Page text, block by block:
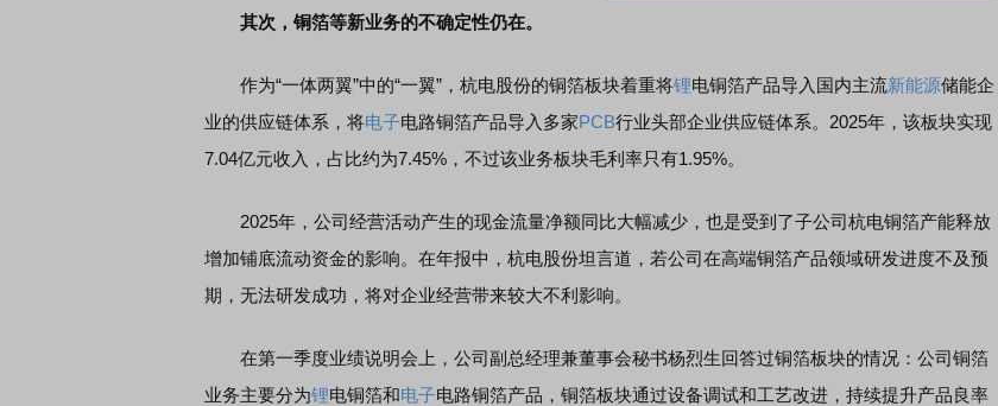
其次，铜箔等新业务的不确定性仍在。
作为“一体两翼”中的“一翼”，杭电股份的铜箔板块着重将锂电铜箔产品导入国内主流新能源储能企
业的供应链体系，将电子电路铜箔产品导入多家PCB行业头部企业供应链体系。2025年，该板块实现
7.04亿元收入，占比约为7.45%，不过该业务板块毛利率只有1.95%。
2025年，公司经营活动产生的现金流量净额同比大幅减少，也是受到了子公司杭电铜箔产能释放
增加铺底流动资金的影响。在年报中，杭电股份坦言道，若公司在高端铜箔产品领域研发进度不及预
期，无法研发成功，将对企业经营带来较大不利影响。
在第一季度业绩说明会上，公司副总经理兼董事会秘书杨烈生回答过铜箔板块的情况：公司铜箔
业务主要分为锂电铜箔和电子电路铜箔产品，铜箔板块通过设备调试和工艺改进，持续提升产品良率